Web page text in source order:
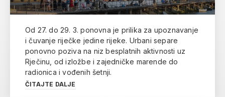
Od 27. do 29. 3. ponovna je prilika za upoznavanje
i čuvanje riječke jedine rijeke. Urbani separe
ponovno poziva na niz besplatnih aktivnosti uz
Rječinu, od izložbe i zajedničke marende do
radionica i vođenih šetnji.
ČITAJTE DALJE